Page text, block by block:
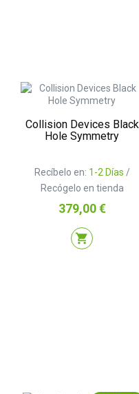
Collision Devices Black
Hole Symmetry
Recíbelo en: 1-2 Días /
Recógelo en tienda
Precio
379,00 €
shopping_cart